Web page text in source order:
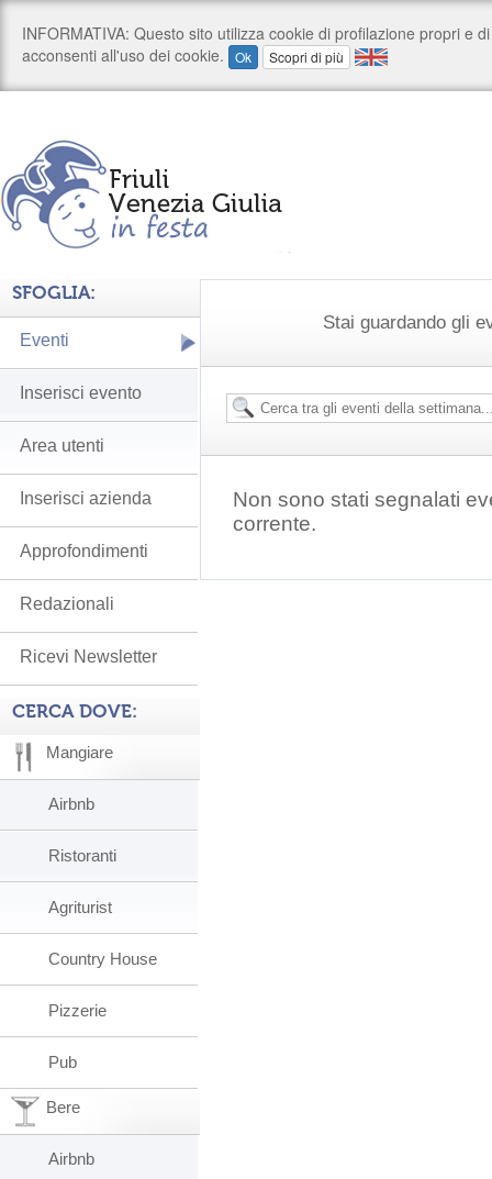
Stai guardando gli
Non sono stati segnalati
corrente.
SFOGLIA:
Eventi
Inserisci evento
Area utenti
Inserisci azienda
Approfondimenti
Redazionali
Ricevi Newsletter
CERCA DOVE:
Mangiare
Airbnb
Ristoranti
Agriturist
Country House
Pizzerie
Pub
Bere
Airbnb